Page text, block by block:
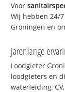
Voor
Wij hebben 24/
Groningen en
Jarenlange
Loodgieter
loodgieters en
waterleiding,